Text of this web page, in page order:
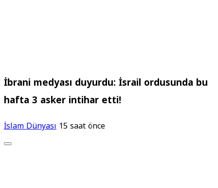
İbrani medyası duyurdu: İsrail ordusunda bu
hafta 3 asker intihar etti!
İslam Dünyası 15 saat önce